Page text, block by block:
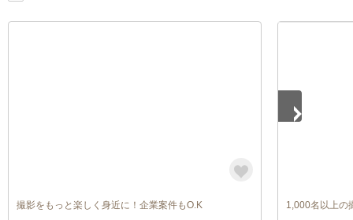
撮影をもっと楽しく身近に！企業案件もO.K 1,000名以上の